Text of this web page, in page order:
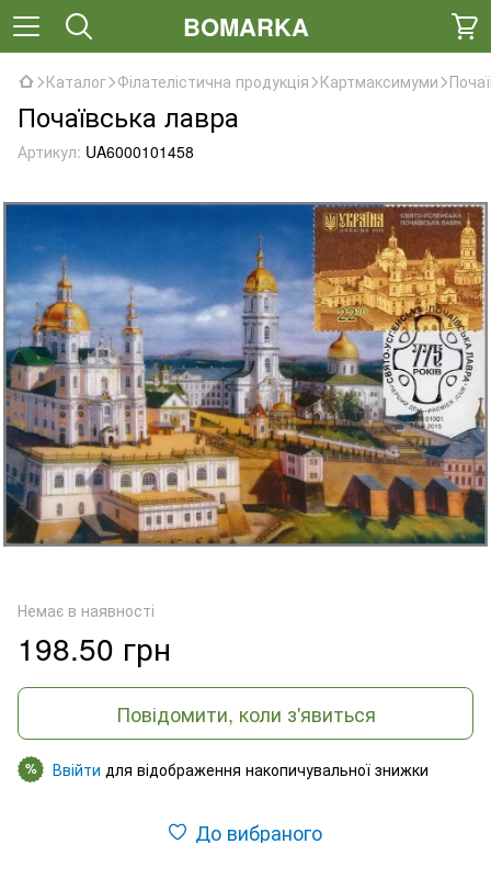
BOMARKA
Каталог Філателістична продукція Картмаксимуми
Почаївська лавра
Артикул: UA6000101458
Немає в наявності
198.50 грн
Повідомити, коли з'явиться
% Ввійти для відображення накопичувальної знижки
До вибраного